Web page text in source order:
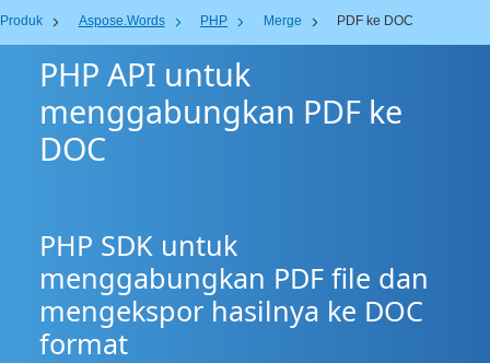
Produk Aspose.Words PHP Merge PDF ke DOC
PHP API untuk
menggabungkan PDF ke
DOC
PHP SDK untuk
menggabungkan PDF file dan
mengekspor hasilnya ke DOC
format